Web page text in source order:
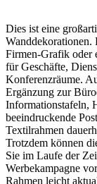
Dies ist eine
Wanddekorationen.
Firmen-Grafik oder
für Geschäfte,
Konferenzräume.
Ergänzung zur
Informationstafeln,
beeindruckende
Textilrahmen
Trotzdem können
Sie im Laufe der
Werbekampagne
Rahmen leicht